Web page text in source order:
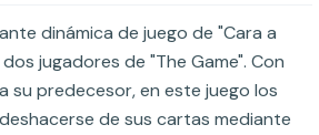
dinámica de juego de "Cara a
jugadores de "The Game". Con
su predecesor, en este juego los
de sus cartas mediante